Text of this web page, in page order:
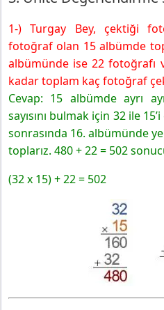
Pasifik Yayınları
1-) Turgay Bey, çektiği
fotoğraf olan 15 albümde
albümünde ise 22 fotoğrafı
kadar toplam kaç fotoğraf
Cevap: 15 albümde ayrı
sayısını bulmak için 32 ile
sonrasında 16. albümünde
toplarız. 480 + 22 = 502
(32 x 15) + 22 = 502